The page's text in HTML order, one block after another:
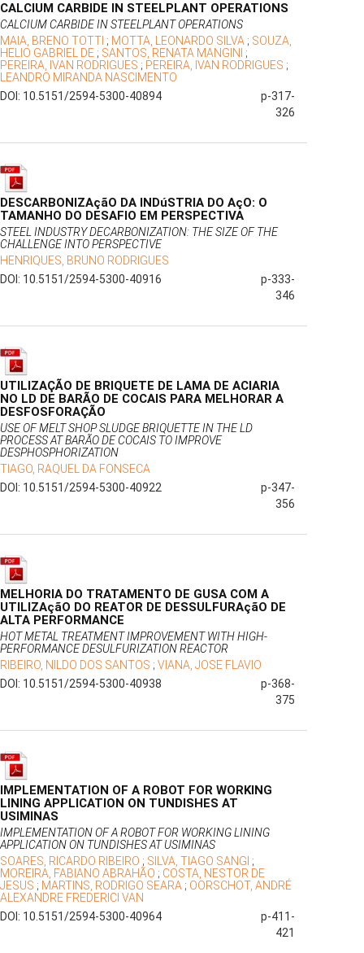
CALCIUM CARBIDE IN STEELPLANT OPERATIONS
CALCIUM CARBIDE IN STEELPLANT OPERATIONS
MAIA, BRENO TOTTI ; MOTTA, LEONARDO SILVA ; SOUZA,
HELIO GABRIEL DE ; SANTOS, RENATA MANGINI ;
PEREIRA, IVAN RODRIGUES ; PEREIRA, IVAN RODRIGUES ;
LEANDRO MIRANDA NASCIMENTO
DOI: 10.5151/2594-5300-40894
p-317-
326
DESCARBONIZAçãO DA INDúSTRIA DO AçO: O
TAMANHO DO DESAFIO EM PERSPECTIVA
STEEL INDUSTRY DECARBONIZATION: THE SIZE OF THE
CHALLENGE INTO PERSPECTIVE
HENRIQUES, BRUNO RODRIGUES
DOI: 10.5151/2594-5300-40916
p-333-
346
UTILIZAÇÃO DE BRIQUETE DE LAMA DE ACIARIA
NO LD DE BARÃO DE COCAIS PARA MELHORAR A
DESFOSFORAÇÃO
USE OF MELT SHOP SLUDGE BRIQUETTE IN THE LD
PROCESS AT BARÃO DE COCAIS TO IMPROVE
DESPHOSPHORIZATION
TIAGO, RAQUEL DA FONSECA
DOI: 10.5151/2594-5300-40922
p-347-
356
MELHORIA DO TRATAMENTO DE GUSA COM A
UTILIZAçãO DO REATOR DE DESSULFURAçãO DE
ALTA PERFORMANCE
HOT METAL TREATMENT IMPROVEMENT WITH HIGH-
PERFORMANCE DESULFURIZATION REACTOR
RIBEIRO, NILDO DOS SANTOS ; VIANA, JOSE FLAVIO
DOI: 10.5151/2594-5300-40938
p-368-
375
IMPLEMENTATION OF A ROBOT FOR WORKING
LINING APPLICATION ON TUNDISHES AT
USIMINAS
IMPLEMENTATION OF A ROBOT FOR WORKING LINING
APPLICATION ON TUNDISHES AT USIMINAS
SOARES, RICARDO RIBEIRO ; SILVA, TIAGO SANGI ;
MOREIRA, FABIANO ABRAHÃO ; COSTA, NESTOR DE
JESUS ; MARTINS, RODRIGO SEARA ; OORSCHOT, ANDRÉ
ALEXANDRE FREDERICI VAN
DOI: 10.5151/2594-5300-40964
p-411-
421